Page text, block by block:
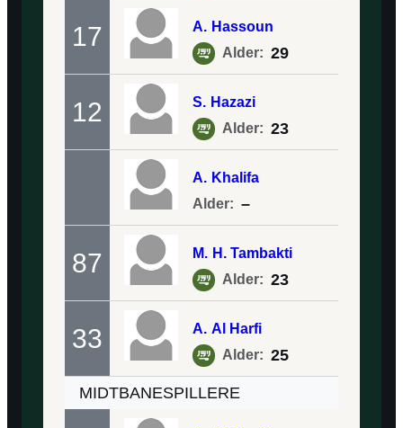
17 A. Hassoun
Alder: 29
12 S. Hazazi
Alder: 23
A. Khalifa
Alder: –
87 M. H. Tambakti
Alder: 23
33 A. Al Harfi
Alder: 25
MIDTBANESPILLERE